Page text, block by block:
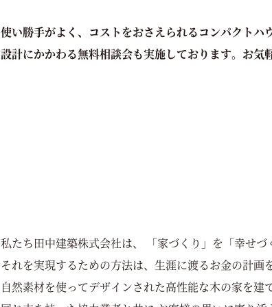
使い勝手がよく、コストをおさえられるコンパクト
設計にかかわる無料相談会も実施しております。お気
私たち田中建築株式会社は、 「家づくり」を「幸せづ
それを実現するための方法は、生涯に渡るお金の計画
自然素材を使ってデザインされた高性能な木の家を建